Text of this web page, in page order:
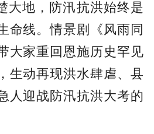
大地，防汛抗洪始终是
命线。情景剧《风雨同
大家重回恩施历史罕见
生动再现洪水肆虐、县
人迎战防汛抗洪大考的